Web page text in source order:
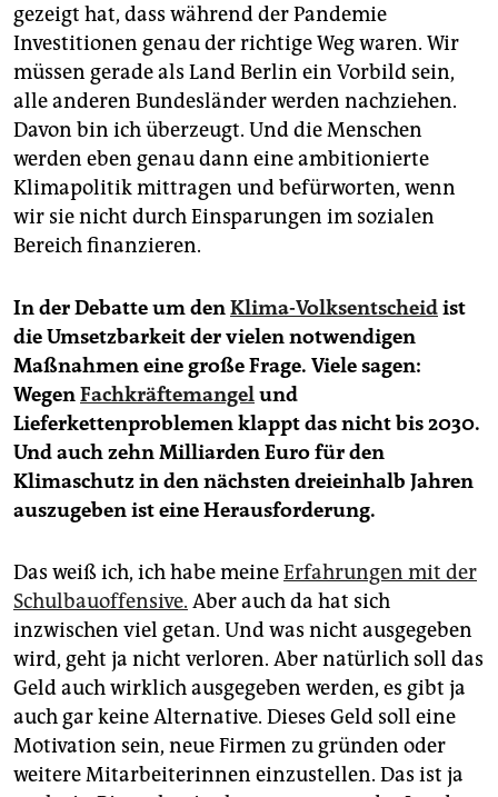
gezeigt hat, dass während der Pandemie
Investitionen genau der richtige Weg waren. Wir
müssen gerade als Land Berlin ein Vorbild sein,
alle anderen Bundesländer werden nachziehen.
Davon bin ich überzeugt. Und die Menschen
werden eben genau dann eine ambitionierte
Klimapolitik mittragen und befürworten, wenn
wir sie nicht durch Einsparungen im sozialen
Bereich finanzieren.
In der Debatte um denKlima-Volksentscheidist
die Umsetzbarkeit der vielen notwendigen
Maßnahmen eine große Frage. Viele sagen:
WegenFachkräftemangelund
Lieferkettenproblemen klappt das nicht bis 2030.
Und auch zehn Milliarden Euro für den
Klimaschutz in den nächsten dreieinhalb Jahren
auszugeben ist eine Herausforderung.
Das weiß ich, ich habe meineErfahrungen mit der
Schulbauoffensive. Aber auch da hat sich
inzwischen viel getan. Und was nicht ausgegeben
wird, geht ja nicht verloren. Aber natürlich soll das
Geld auch wirklich ausgegeben werden, es gibt ja
auch gar keine Alternative. Dieses Geld soll eine
Motivation sein, neue Firmen zu gründen oder
weitere Mitarbeiterinnen einzustellen. Das ist ja